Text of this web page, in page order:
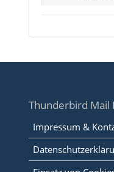
Thunderbird Mail
Impressum &